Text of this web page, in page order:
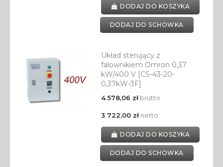
DODAJ DO KOSZYKA
DODAJ DO SCHOWKA
Układ sterujący z
falownikiem Omron 0,37
kW/400 V [CS-43-20-
0,37kW-3F]
4 578,06 złbrutto
3 722,00 złnetto
DODAJ DO KOSZYKA
DODAJ DO SCHOWKA